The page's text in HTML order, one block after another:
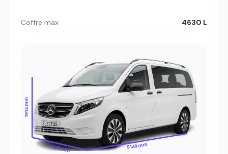
Coffre max 4630 L
1912 mm
1928 mm 5140 mm